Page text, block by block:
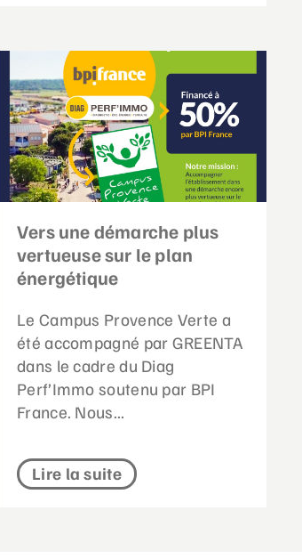
Vers une démarche plus
vertueuse sur le plan
énergétique
Le Campus Provence Verte a
été accompagné par GREENTA
dans le cadre du Diag
Perf’Immo soutenu par BPI
France. Nous...
Lire la suite